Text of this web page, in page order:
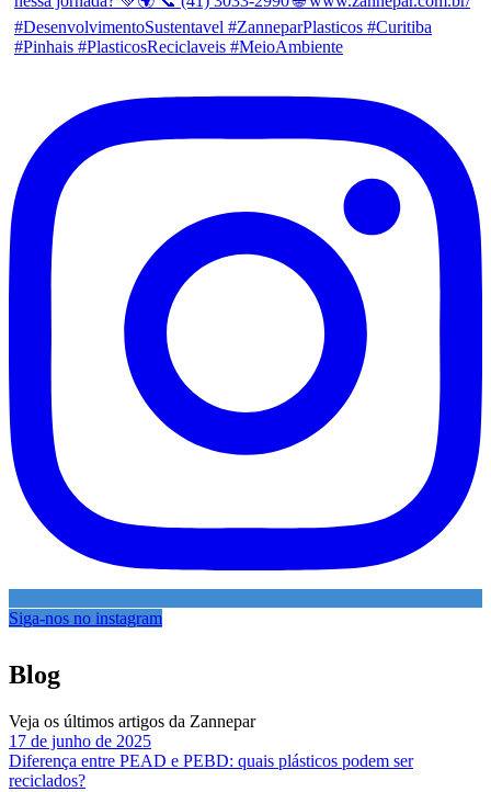
Siga-nos no instagram
Blog
Veja os últimos artigos da Zannepar
17 de junho de 2025
Diferença entre PEAD e PEBD: quais plásticos podem ser
reciclados?